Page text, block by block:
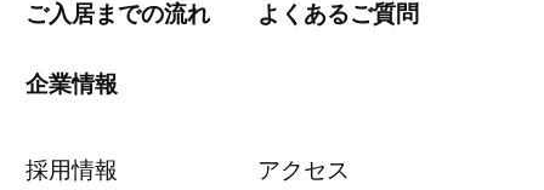
ご入居までの流れ よくあるご質問
企業情報
採用情報 アクセス